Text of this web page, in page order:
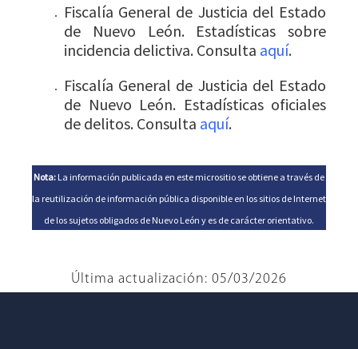
Fiscalía General de Justicia del Estado
de Nuevo León. Estadísticas sobre
incidencia delictiva. Consulta aquí.
Fiscalía General de Justicia del Estado
de Nuevo León. Estadísticas oficiales
de delitos. Consulta aquí.
Nota: La información publicada en este micrositio se obtiene a través de
la reutilización de información pública disponible en los sitios de Internet
de los sujetos obligados de Nuevo León y es de carácter orientativo.
Última actualización: 05/03/2026